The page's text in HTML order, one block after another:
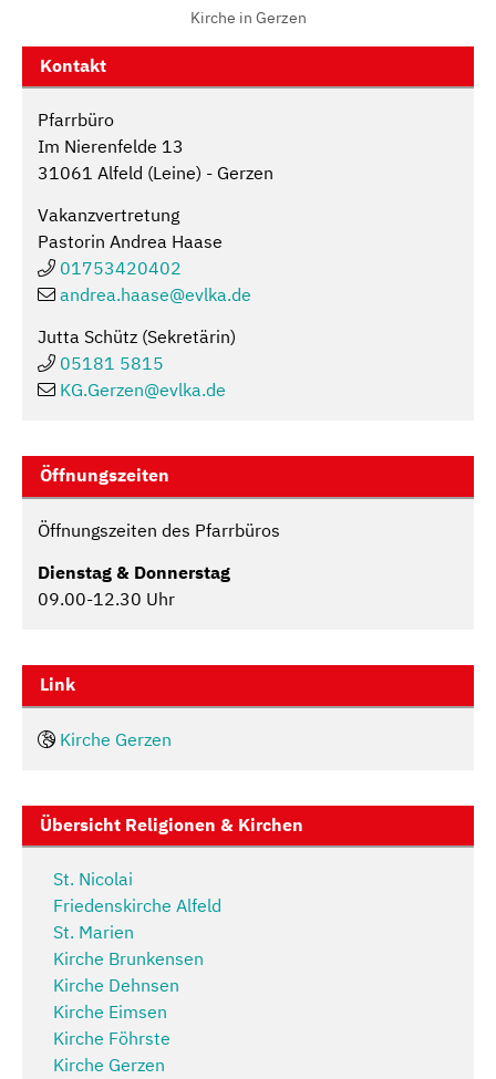
Kirche in Gerzen
Kontakt
Pfarrbüro
Im Nierenfelde 13
31061 Alfeld (Leine) - Gerzen
Vakanzvertretung
Pastorin Andrea Haase
01753420402
andrea.haase@evlka.de
Jutta Schütz (Sekretärin)
05181 5815
KG.Gerzen@evlka.de
Öffnungszeiten
Öffnungszeiten des Pfarrbüros
Dienstag & Donnerstag
09.00-12.30 Uhr
Link
Kirche Gerzen
Übersicht Religionen & Kirchen
St. Nicolai
Friedenskirche Alfeld
St. Marien
Kirche Brunkensen
Kirche Dehnsen
Kirche Eimsen
Kirche Föhrste
Kirche Gerzen